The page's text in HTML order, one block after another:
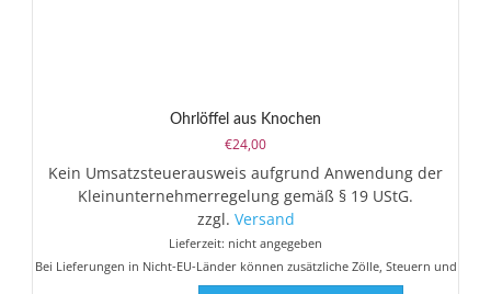
Ohrlöffel aus Knochen
€24,00
Kein Umsatzsteuerausweis aufgrund Anwendung der
Kleinunternehmerregelung gemäß § 19 UStG.
zzgl. Versand
Lieferzeit: nicht angegeben
Bei Lieferungen in Nicht-EU-Länder können zusätzliche Zölle, Steuern und